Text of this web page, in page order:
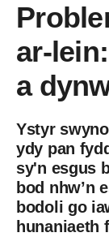
ar-
a
Ystyr
ydy pan
sy'n esgus
bod nhw’n
bodoli go
hunaniaeth